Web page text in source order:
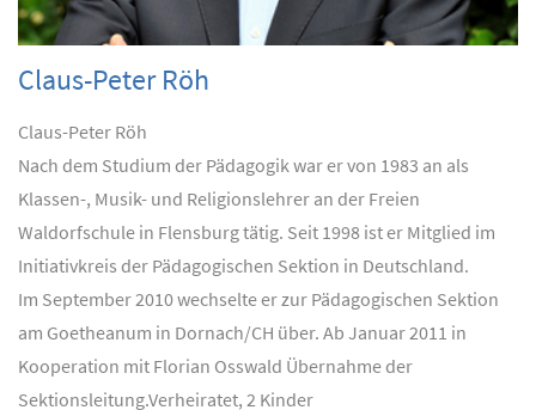
Claus-Peter Röh
Claus-Peter Röh
Nach dem Studium der Pädagogik war er von 1983 an als
Klassen-, Musik- und Religionslehrer an der Freien
Waldorfschule in Flensburg tätig. Seit 1998 ist er Mitglied im
Initiativkreis der Pädagogischen Sektion in Deutschland.
Im September 2010 wechselte er zur Pädagogischen Sektion
am Goetheanum in Dornach/CH über. Ab Januar 2011 in
Kooperation mit Florian Osswald Übernahme der
Sektionsleitung.Verheiratet, 2 Kinder